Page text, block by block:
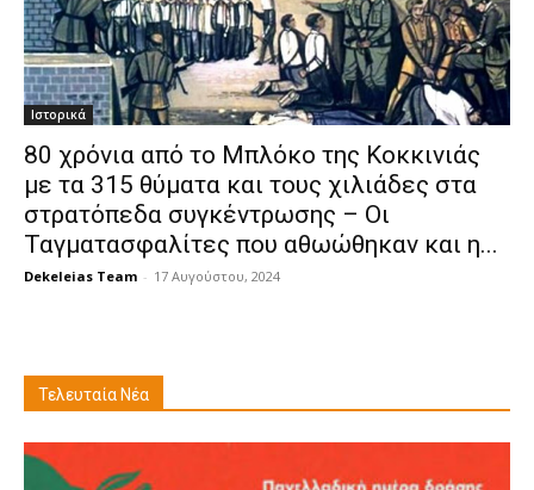
Ιστορικά
80 χρόνια από το Μπλόκο της Κοκκινιάς
με τα 315 θύματα και τους χιλιάδες στα
στρατόπεδα συγκέντρωσης – Οι
Ταγματασφαλίτες που αθωώθηκαν και η...
Dekeleias Team - 17 Αυγούστου, 2024
Τελευταία Νέα